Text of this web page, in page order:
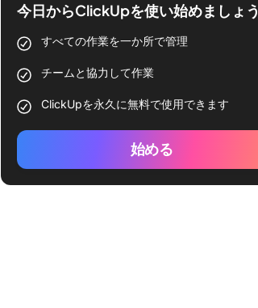
今日からClickUpを使い始めましょう
すべての作業を一か所で管理
チームと協力して作業
ClickUpを永久に無料で使用できます
始める